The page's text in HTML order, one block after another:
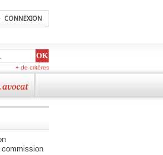
CONNEXION
+ de critères
commission